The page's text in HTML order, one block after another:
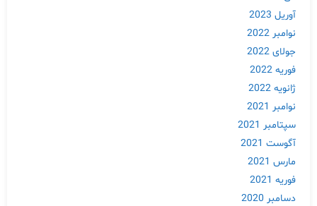
آوریل 2023
نوامبر 2022
جولای 2022
فوریه 2022
ژانویه 2022
نوامبر 2021
سپتامبر 2021
آگوست 2021
مارس 2021
فوریه 2021
دسامبر 2020